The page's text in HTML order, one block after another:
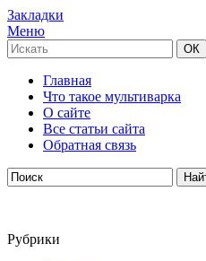
Закладки
Меню
Главная
Что такое мультиварка
О сайте
Все статьи сайта
Обратная связь
Рубрики